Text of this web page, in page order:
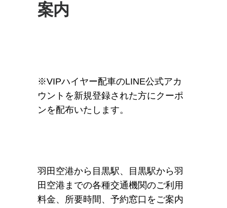
案内
※VIPハイヤー配車のLINE公式アカ
ウントを新規登録された方にクーポ
ンを配布いたします。
羽田空港から目黒駅、目黒駅から羽
田空港までの各種交通機関のご利用
料金、所要時間、予約窓口をご案内